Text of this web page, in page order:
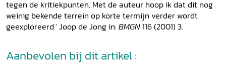
tegen de kritiekpunten. Met de auteur hoop ik dat dit nog
weinig bekende terrein op korte termijn verder wordt
geexploreerd.' Joop de Jong in: BMGN116 (2001) 3.
Aanbevolen bij dit artikel :